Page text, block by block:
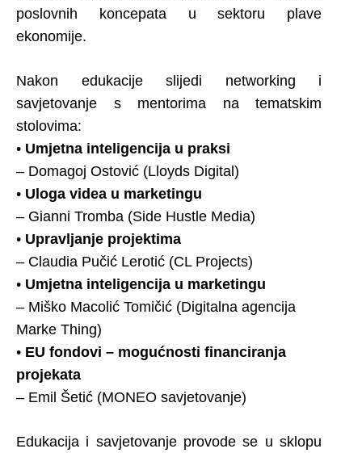
poslovnih koncepata u sektoru plave
ekonomije.
Nakon edukacije slijedi networking i
savjetovanje s mentorima na tematskim
stolovima:
• Umjetna inteligencija u praksi
– Domagoj Ostović (Lloyds Digital)
• Uloga videa u marketingu
– Gianni Tromba (Side Hustle Media)
• Upravljanje projektima
– Claudia Pučić Lerotić (CL Projects)
• Umjetna inteligencija u marketingu
– Miško Macolić Tomičić (Digitalna agencija
Marke Thing)
• EU fondovi – mogućnosti financiranja
projekata
– Emil Šetić (MONEO savjetovanje)
Edukacija i savjetovanje provode se u sklopu